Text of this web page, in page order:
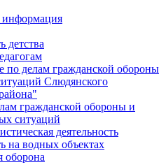
информация
детства
делам гражданской обороны
Слюдянского
гражданской обороны и
ситуаций
деятельность
на водных объектах
оборона